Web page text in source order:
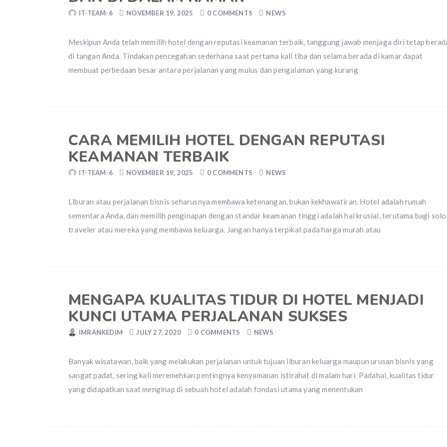
IT-TEAM-6 NOVEMBER 19, 2025 0 COMMENTS NEWS
Meskipun Anda telah memilih hotel dengan reputasi keamanan terbaik, tanggung jawab menjaga diri tetap
di tangan Anda. Tindakan pencegahan sederhana saat pertama kali tiba dan selama berada di kamar dapat
membuat perbedaan besar antara perjalanan yang mulus dan pengalaman yang kurang
CARA MEMILIH HOTEL DENGAN REPUTASI
KEAMANAN TERBAIK
IT-TEAM-6 NOVEMBER 19, 2025 0 COMMENTS NEWS
Liburan atau perjalanan bisnis seharusnya membawa ketenangan, bukan kekhawatiran. Hotel adalah rumah
sementara Anda, dan memilih penginapan dengan standar keamanan tinggi adalah hal krusial, terutama bagi solo
traveler atau mereka yang membawa keluarga. Jangan hanya terpikat pada harga murah atau
MENGAPA KUALITAS TIDUR DI HOTEL MENJADI
KUNCI UTAMA PERJALANAN SUKSES
IMRANKEDIM JULY 27, 2020 0 COMMENTS NEWS
Banyak wisatawan, baik yang melakukan perjalanan untuk tujuan liburan keluarga maupun urusan bisnis yang
sangat padat, sering kali meremehkan pentingnya kenyamanan istirahat di malam hari. Padahal, kualitas tidur
yang didapatkan saat menginap di sebuah hotel adalah fondasi utama yang menentukan